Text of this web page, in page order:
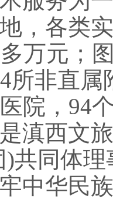
，各类
万元 ；
所非直属
院，94
是滇西文
)共同体理
中华民